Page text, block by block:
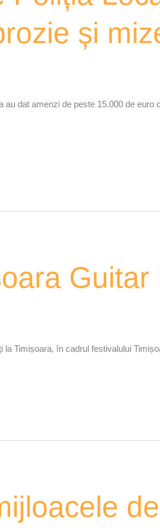
și
au dat amenzi de peste 15.000 de
Timișoara, în cadrul festivalului